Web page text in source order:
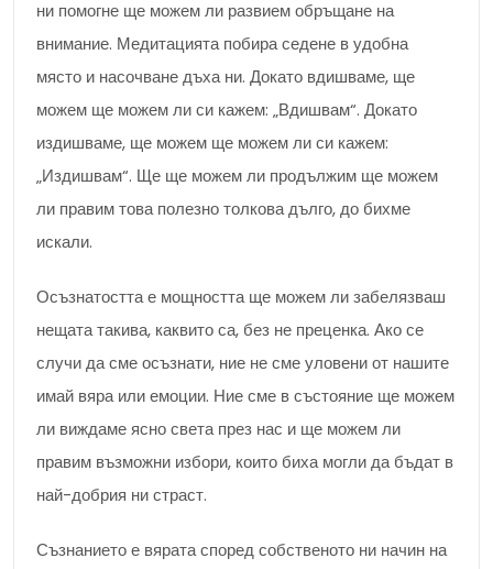
ни помогне ще можем ли развием обръщане на
внимание. Медитацията побира седене в удобна
място и насочване дъха ни. Докато вдишваме, ще
можем ще можем ли си кажем: „Вдишвам“. Докато
издишваме, ще можем ще можем ли си кажем:
„Издишвам“. Ще ще можем ли продължим ще можем
ли правим това полезно толкова дълго, до бихме
искали.
Осъзнатостта е мощността ще можем ли забелязваш
нещата такива, каквито са, без не преценка. Ако се
случи да сме осъзнати, ние не сме уловени от нашите
имай вяра или емоции. Ние сме в състояние ще можем
ли виждаме ясно света през нас и ще можем ли
правим възможни избори, които биха могли да бъдат в
най-добрия ни страст.
Съзнанието е вярата според собственото ни начин на